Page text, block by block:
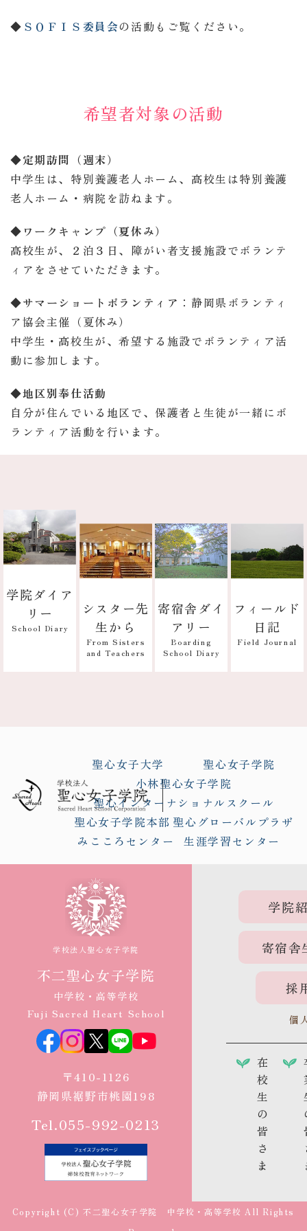
◆ ＳＯＦＩＳ委員会の活動もご覧ください。
希望者対象の活動
◆定期訪問（週末）
中学生は、特別養護老人ホーム、高校生は特別養護
老人ホーム・病院を訪ねます。
◆ワークキャンプ（夏休み）
高校生が、２泊３日、障がい者支援施設でボランテ
ィアをさせていただきます。
◆サマーショートボランティア ：静岡県ボランティ
ア協会主催（夏休み）
中学生・高校生が、希望する施設でボランティア活
動に参加します。
◆地区別奉仕活動
自分が住んでいる地区で、保護者と生徒が一緒にボ
ランティア活動を行います。
学院ダイア
リー
School Diary
シスター先
生から
From Sisters
and Teachers
寄宿舎ダイ
アリー
Boarding
School Diary
フィールド
日記
Field Journal
聖心女子大学
聖心女子学院
小林聖心女子学院
聖心インターナショナルスクール
聖心女子学院本部 聖心グローバルプラザ
みこころセンター
生涯学習センター
学校法人聖心女子学院
不二聖心女子学院
中学校・高等学校
Fuji Sacred Heart School
〒410-1126
静岡県裾野市桃園198
Tel.055-992-0213
学院
寄宿舎
採
個
在
校
生
の
皆
さ
ま
Copyright (C) 不二聖心女子学院 中学校・高等学校 All Rights